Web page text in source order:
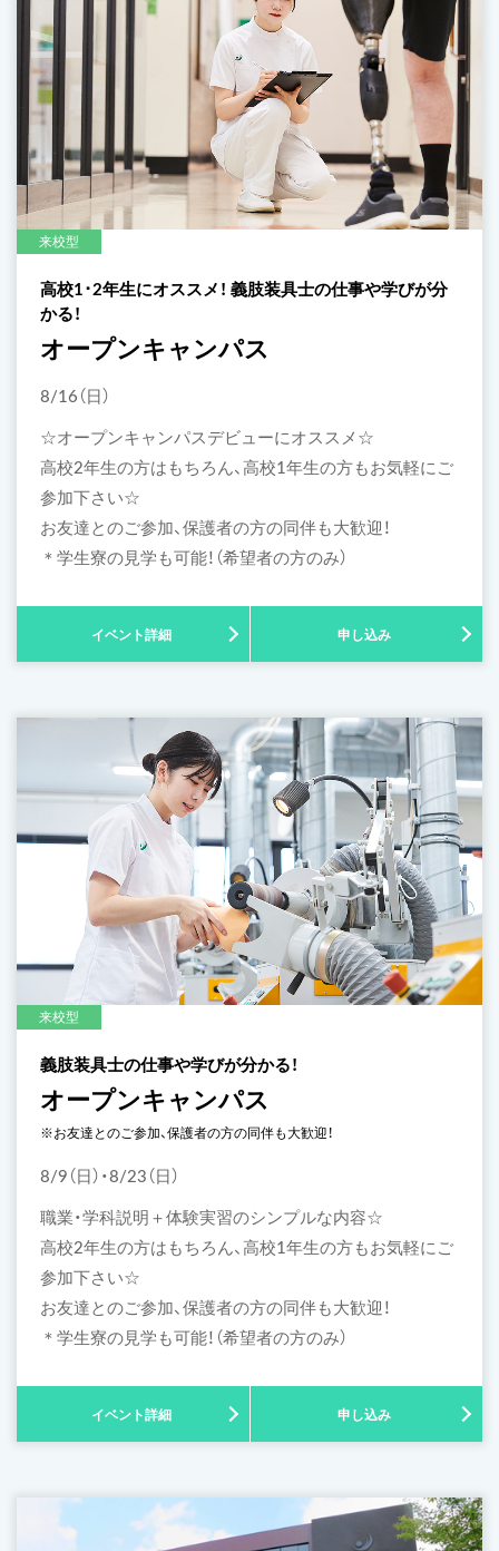
来校型
高校1･2年生にオススメ！ 義肢装具士の仕事や学びが分
かる！
オープンキャンパス
8/16（日）
☆オープンキャンパスデビューにオススメ☆
高校2年生の方はもちろん、高校1年生の方もお気軽にご
参加下さい☆
お友達とのご参加、保護者の方の同伴も大歓迎！
＊学生寮の見学も可能！（希望者の方のみ）
イベント詳細 申し込み
来校型
義肢装具士の仕事や学びが分かる！
オープンキャンパス
※お友達とのご参加、保護者の方の同伴も大歓迎！
8/9（日）・8/23（日）
職業・学科説明＋体験実習のシンプルな内容☆
高校2年生の方はもちろん、高校1年生の方もお気軽にご
参加下さい☆
お友達とのご参加、保護者の方の同伴も大歓迎！
＊学生寮の見学も可能！（希望者の方のみ）
イベント詳細 申し込み